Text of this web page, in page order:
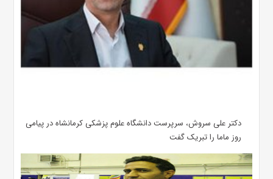
دکتر علی سروش، سرپرست دانشگاه علوم پزشکی کرمانشاه در پیامی
روز ماما را تبریک گفت